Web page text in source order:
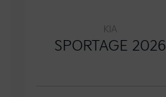
KIA
SPORTAGE 2026